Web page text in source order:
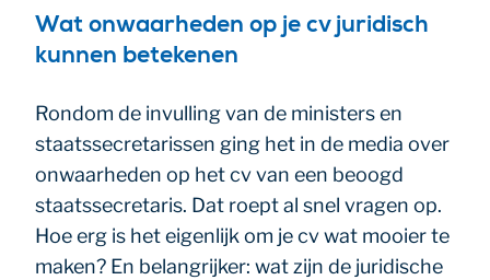
Wat onwaarheden op je cv juridisch
kunnen betekenen
Rondom de invulling van de ministers en
staatssecretarissen ging het in de media over
onwaarheden op het cv van een beoogd
staatssecretaris. Dat roept al snel vragen op.
Hoe erg is het eigenlijk om je cv wat mooier te
maken? En belangrijker: wat zijn de juridische